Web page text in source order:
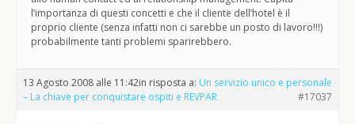
l’importanza di questi concetti e che il cliente dell’hotel è il
proprio cliente (senza infatti non ci sarebbe un posto di lavoro!!!)
probabilmente tanti problemi sparirebbero.
13 Agosto 2008 alle 11:42in risposta a: Un servizio unico e personale
– La chiave per conquistare ospiti e REVPAR
#17037